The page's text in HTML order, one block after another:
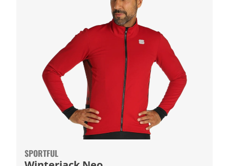
SPORTFUL